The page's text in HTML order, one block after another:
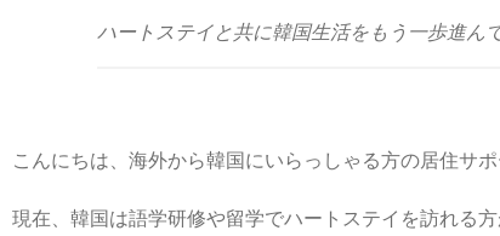
ハートステイと共に韓国生活をもう一歩進ん
こんにちは、海外から韓国にいらっしゃる方の居住サポ
現在、韓国は語学研修や留学でハートステイを訪れる方